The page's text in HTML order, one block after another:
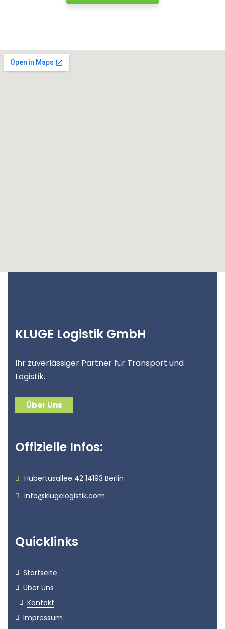
KLUGE Logistik GmbH
Ihr zuverlässiger Partner für Transport und
Logistik.
Über Uns
Offizielle Infos:
Hubertusallee 42 14193 Berlin
info@klugelogistik.com
Quicklinks
Startseite
Über Uns
Kontakt
Impressum